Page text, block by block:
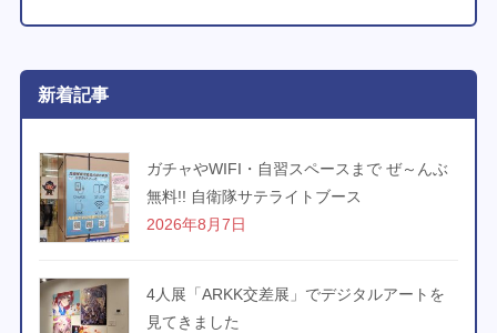
新着記事
ガチャやWIFI・自習スペースまで ぜ～んぶ
無料!! 自衛隊サテライトブース
2026年8月7日
4人展「ARKK交差展」でデジタルアートを
見てきました